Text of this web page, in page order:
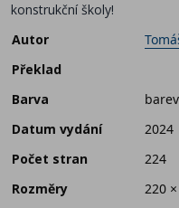
konstrukční školy!
Autor
Překlad
Barva
Datum vydání
2024
Počet stran
224
Rozměry
220